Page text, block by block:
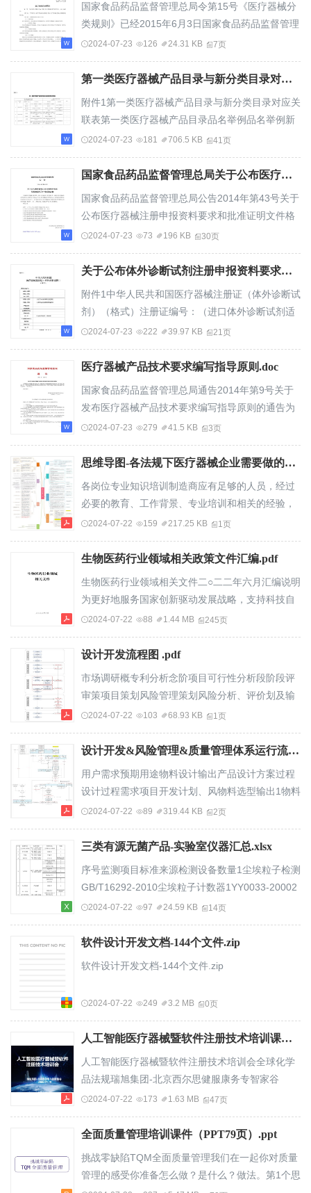
的固定6826食药监办械管〔2014〕177行走支具，
康复期站立训练以及移步训练。无源产品号14-12
造口、疤痕护理用品3造口灌洗器。6866食药监办
国家食品药品监督管理总局令第15号《医疗器械分
类规则》已经2015年6月3日国家食品药品监督管理
总局局务会议审议通过，现予公布，自2016年1月1
类规则第一条为规范医疗器械分类，根据《医疗器
于指导制定医疗器械分类目录和确定新的医疗器械
的管理类别。第三条本规则有关用语的含义是：
（一）预期目的指产品说明书、标签或者宣传资料
2024-07-23 126 24.31 KB 7页
第一类医疗器械产品目录与新分类目录对应关联表.doc
附件1第一类医疗器械产品目录与新分类目录对应关
联表第一类医疗器械产品目录品名举例品名举例新
医疗器械分类目录备注6801基础外科手术器械对应
位置手术刀手术刀、疣体剥离刀、皮屑刮刀手术
刀片手术刀片手术刀片/1基础外科用刀手术刀柄、
刀片夹持器02-15手术器械-其他/器械手术刀柄手术
刀柄、刀片夹持器备皮刀备皮刀备皮刀02-01手术...
2024-07-23 181 706.5 KB 41页
国家食品药品监督管理总局关于公布医疗器械注册申报资料要求和批准证明文件格式的公告（2014年第43号）.doc
国家食品药品监督管理总局公告2014年第43号关于
公布医疗器械注册申报资料要求和批准证明文件格
式的公告为规范医疗器械注册管理，指导企业做好
（国务院令第650号）和《医疗器械注册管理办
组织制定了医疗器械注册申报资料要求和批准证明
文件格式（见附件1—8），现予公布，自2014年10
月1日起施行。特此公告。附件：1.中华人民共和国
2024-07-23 73 196 KB 30页
关于公布体外诊断试剂注册申报资料要求和批准证明文件格式的公告（2014年第44号）.docx
附件1中华人民共和国医疗器械注册证（体外诊断试
剂）（格式）注册证编号：（进口体外诊断试剂适
用）注册人名称（进口体外诊断试剂适用）注册人
准日期：年月日代理人住所产品名称包装规格主要
内容备注审批部门：—1——有效期至：年月日（审
批部门盖章）—2——附件2中华人民共和国医疗器
械注册变更文件（体外诊断试剂）（格式）注册...
2024-07-23 222 39.97 KB 21页
医疗器械产品技术要求编写指导原则.doc
国家食品药品监督管理总局通告2014年第9号关于
发布医疗器械产品技术要求编写指导原则的通告为
规范医疗器械注册管理工作，根据《医疗器械监督
监督管理总局组织制定了《医疗器械产品技术要求
药品监督管理总局2014年5月30日医疗器械产品技
术要求编写指导原则根据《医疗器械监督管理条
例》等相关规定，制定本指导原则。一、基本要求
2024-07-23 279 41.5 KB 3页
思维导图-各法规下医疗器械企业需要做的培训！.pdf
各岗位专业知识培训制造商应有足够的人员，经过
必要的教育、工作背景、专业培训和相关的经验，
以保证所有法规要求的活动能够得到正确的执行全
什么是充分？为了证制造商应建立培训的文件，明
规基础等明充分，在设立岗位培训需求，保证所有
人员都能得时就要每个岗位需要充分的培训，以保
证满足工作的员内部培训法律法规，专业知识，
2024-07-22 159 217.25 KB 1页
生物医药行业领域相关政策文件汇编.pdf
生物医药行业领域相关文件二○二二年六月汇编说明
为更好地服务国家创新驱动发展战略，支持科技自
立自强，进一步提高资本市场服务实体经济高质量
有关政策文件，以供市场主体参考。由于篇幅所
检索全文阅读。由于国家科技创新政策在不断地动
态更新，本次收集的文件可能不够全面，欢迎市场
各方提出宝贵意见，以便我们不断更新完善。目
2024-07-22 88 1.44 MB 245页
设计开发流程图 .pdf
市场调研概专利分析念阶项目可行性分析段阶段评
审策项目策划风险管理策划风险分析、评价划及输
设计输入入阶段阶段评审样品开发输输出评审1工艺
验证过程验证/确认验证控制措施阶段评审试产确设
转总体风险管理过程评审移风险管理报告阶段阶段
评审上市后监督上市后风险管理量产阶总结评审段
2024-07-22 103 68.93 KB 1页
设计开发&风险管理&质量管理体系运行流程图.pdf
用户需求预期用途物料设计输出产品设计方案过程
设计过程需求项目开发计划、风物料选型输出1物料
规格书软件开发计划研发转工艺输出险管理计划子
料评价（包含1.调试方法物料合规性）例如软件2.
策划/供应子模块设计方案，机、标准条/品/溶液例
如软件要求商导入策划技术输出工艺设计方案产品
需求规格技术文件输出输入评审1.图纸、组成、...
2024-07-22 89 319.44 KB 2页
三类有源无菌产品-实验室仪器汇总.xlsx
序号监测项目标准来源检测设备数量1尘埃粒子检测
GB/T16292-2010尘埃粒子计数器1YY0033-20002
换气次数风量仪1GB50073-20133风速YY0033-
净室YY0033-2000电热恒温培养箱房间数确定
固体培养基1超净台15沉降菌GB/T16294-2010立式
皿61放大镜16人员物表药品GMP酒精灯47温、湿
2024-07-22 97 24.59 KB 14页
软件设计开发文档-144个文件.zip
软件设计开发文档-144个文件.zip
2024-07-22 249 3.2 MB 0页
人工智能医疗器械暨软件注册技术培训课件（PDF47页）.pdf
人工智能医疗器械暨软件注册技术培训会全球化学
品法规瑞旭集团-北京西尔思健服康务专智家谷
2019.04.18www.cirs-group.com医疗器械软件体系
group.com全球化学品法规服务专家www.cirs-
的特点2.医疗器械软件体系的建立及核查要点3.
案例分析www.cirs-group.com1.医疗器械软件体系
2024-07-22 173 1.63 MB 47页
全面质量管理培训课件（PPT79页）.ppt
挑战零缺陷TQM全面质量管理我们在一起你对质量
管理的感受你准备怎么做？是什么？做法。第1个思